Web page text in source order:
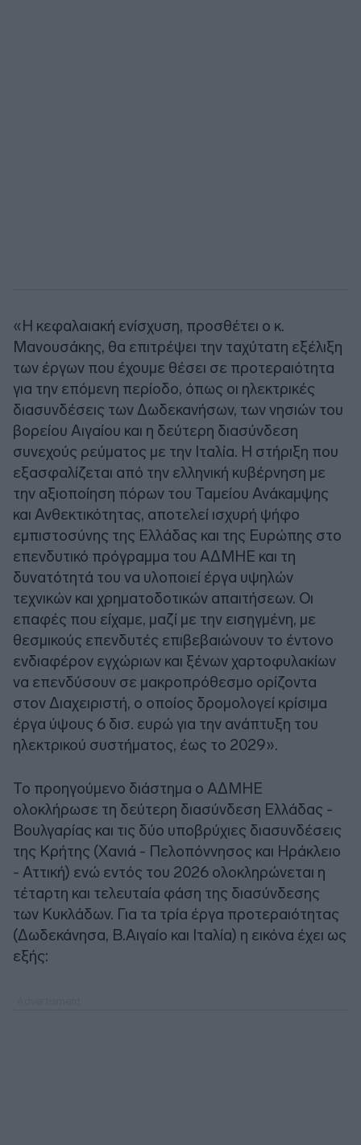
«Η κεφαλαιακή ενίσχυση, προσθέτει ο κ.
Μανουσάκης, θα επιτρέψει την ταχύτατη εξέλιξη
των έργων που έχουμε θέσει σε προτεραιότητα
για την επόμενη περίοδο, όπως οι ηλεκτρικές
διασυνδέσεις των Δωδεκανήσων, των νησιών του
βορείου Αιγαίου και η δεύτερη διασύνδεση
συνεχούς ρεύματος με την Ιταλία. Η στήριξη που
εξασφαλίζεται από την ελληνική κυβέρνηση με
την αξιοποίηση πόρων του Ταμείου Ανάκαμψης
και Ανθεκτικότητας, αποτελεί ισχυρή ψήφο
εμπιστοσύνης της Ελλάδας και της Ευρώπης στο
επενδυτικό πρόγραμμα του ΑΔΜΗΕ και τη
δυνατότητά του να υλοποιεί έργα υψηλών
τεχνικών και χρηματοδοτικών απαιτήσεων. Οι
επαφές που είχαμε, μαζί με την εισηγμένη, με
θεσμικούς επενδυτές επιβεβαιώνουν το έντονο
ενδιαφέρον εγχώριων και ξένων χαρτοφυλακίων
να επενδύσουν σε μακροπρόθεσμο ορίζοντα
στον Διαχειριστή, ο οποίος δρομολογεί κρίσιμα
έργα ύψους 6 δισ. ευρώ για την ανάπτυξη του
ηλεκτρικού συστήματος, έως το 2029».
Το προηγούμενο διάστημα ο ΑΔΜΗΕ
ολοκλήρωσε τη δεύτερη διασύνδεση Ελλάδας -
Βουλγαρίας και τις δύο υποβρύχιες διασυνδέσεις
της Κρήτης (Χανιά - Πελοπόννησος και Ηράκλειο
- Αττική) ενώ εντός του 2026 ολοκληρώνεται η
τέταρτη και τελευταία φάση της διασύνδεσης
των Κυκλάδων. Για τα τρία έργα προτεραιότητας
(Δωδεκάνησα, Β.Αιγαίο και Ιταλία) η εικόνα έχει ως
εξής: